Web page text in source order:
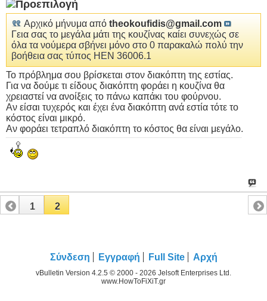
Αρχικό μήνυμα από theokoufidis@gmail.com
Γεια σας το μεγάλα μάτι της κουζίνας καίει συνεχώς σε
όλα τα νούμερα σβήνει μόνο στο 0 παρακαλώ πολύ την
βοήθεια σας τύπος ΗΕΝ 36006.1
Το πρόβλημα σου βρίσκεται στον διακόπτη της εστίας.
Για να δούμε τι είδους διακόπτη φοράει η κουζίνα θα
χρειαστεί να ανοίξεις το πάνω καπάκι του φούρνου.
Αν είσαι τυχερός και έχει ένα διακόπτη ανά εστία τότε το
κόστος είναι μικρό.
Αν φοράει τετραπλό διακόπτη το κόστος θα είναι μεγάλο.
1 2
Σύνδεση Εγγραφή Full Site Αρχή
vBulletin Version 4.2.5 © 2000 - 2026 Jelsoft Enterprises Ltd.
www.HowToFiXiT.gr